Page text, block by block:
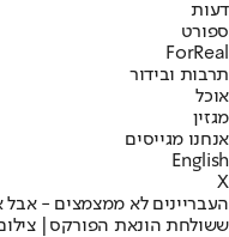
דעות
ספורט
ForReal
תרבות ובידור
אוכל
מגזין
אנחנו מגייסים
English
X
העבריינים לא ממצמצים -
ששולחת הונאת הפורקס|